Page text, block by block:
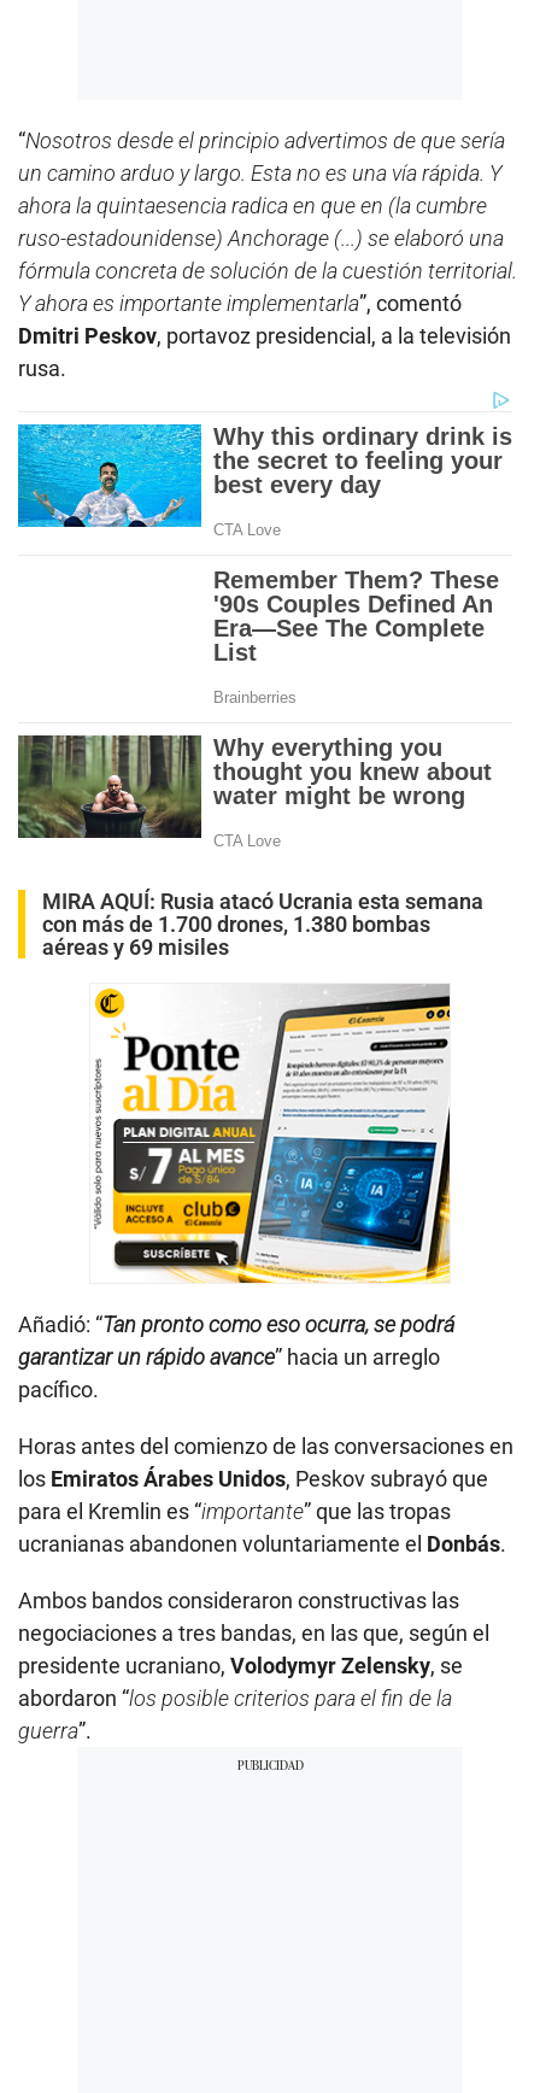
“Nosotros desde el principio advertimos de que sería
un camino arduo y largo. Esta no es una vía rápida. Y
ahora la quintaesencia radica en que en (la cumbre
ruso-estadounidense) Anchorage (...) se elaboró una
fórmula concreta de solución de la cuestión territorial.
Y ahora es importante implementarla”, comentó
Dmitri Peskov, portavoz presidencial, a la televisión
rusa.
MIRA AQUÍ: Rusia atacó Ucrania esta semana
con más de 1.700 drones, 1.380 bombas
aéreas y 69 misiles
Añadió: “Tan pronto como eso ocurra, se podrá
garantizar un rápido avance” hacia un arreglo
pacífico.
Horas antes del comienzo de las conversaciones en
los Emiratos Árabes Unidos, Peskov subrayó que
para el Kremlin es “importante” que las tropas
ucranianas abandonen voluntariamente el Donbás.
Ambos bandos consideraron constructivas las
negociaciones a tres bandas, en las que, según el
presidente ucraniano, Volodymyr Zelensky, se
abordaron “los posible criterios para el fin de la
guerra”.